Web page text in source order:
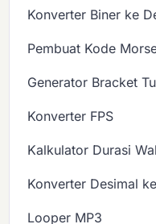
Konverter Biner ke
Pembuat Kode
Generator Bracket
Konverter FPS
Kalkulator Durasi
Konverter Desimal
Looper MP3